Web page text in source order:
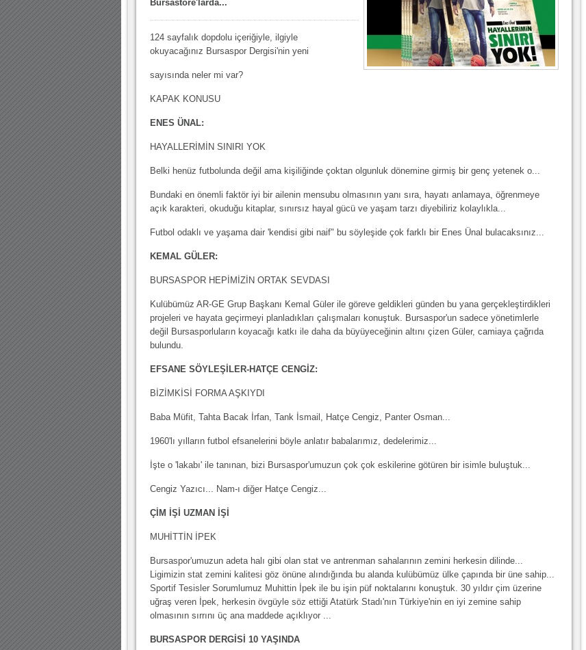
10.04.2023 14:44 | Hoş geldin Göktuğ Bebek!
11.11.2025 14:13 | Hoş geldin Ertuğrul Bebek!
Bursastore'larda...
124 sayfalık dopdolu içeriğiyle, ilgiyle
okuyacağınız Bursaspor Dergisi'nin yeni
sayısında neler mi var?
KAPAK KONUSU
ENES ÜNAL:
HAYALLERİMİN SINIRI YOK
Belki henüz futbolunda değil ama kişiliğinde çoktan olgunluk dönemine girmiş bir genç yetenek o...
Bundaki en önemli faktör iyi bir ailenin mensubu olmasının yanı sıra, hayatı anlamaya, öğrenmeye
açık karakteri, okuduğu kitaplar, sınırsız hayal gücü ve yaşam tarzı diyebiliriz kolaylıkla...
Futbol odaklı ve yaşama dair 'kendisi gibi naif" bu söyleşide çok farklı bir Enes Ünal bulacaksınız...
KEMAL GÜLER:
BURSASPOR HEPİMİZİN ORTAK SEVDASI
Kulübümüz AR-GE Grup Başkanı Kemal Güler ile göreve geldikleri günden bu yana gerçekleştirdikleri
projeleri ve hayata geçirmeyi planladıkları çalışmaları konuştuk. Bursaspor'un sadece yönetimlerle
değil Bursasporluların koyacağı katkı ile daha da büyüyeceğinin altını çizen Güler, camiaya çağrıda
bulundu.
EFSANE SÖYLEŞİLER-HATÇE CENGİZ:
BİZİMKİSİ FORMA AŞKIYDI
Baba Müfit, Tahta Bacak İrfan, Tank İsmail, Hatçe Cengiz, Panter Osman...
1960'lı yılların futbol efsanelerini böyle anlatır babalarımız, dedelerimiz...
İşte o 'lakabı' ile tanınan, bizi Bursaspor'umuzun çok çok eskilerine götüren bir isimle buluştuk...
Cengiz Yazıcı... Nam-ı diğer Hatçe Cengiz...
ÇİM İŞİ UZMAN İŞİ
MUHİTTİN İPEK
Bursaspor'umuzun adeta halı gibi olan stat ve antrenman sahalarının zemini herkesin dilinde...
Ligimizin stat zemini kalitesi göz önüne alındığında bu alanda kulübümüz ülke çapında bir üne sahip...
Sportif Tesisler Sorumlumuz Muhittin İpek ile bu işin püf noktalarını konuştuk. 30 yıldır çim üzerine
uğraş veren İpek, herkesin övgüyle söz ettiği Atatürk Stadı'nın Türkiye'nin en iyi zemine sahip
olmasının sırrını üç ana maddede açıklıyor ...
BURSASPOR DERGİSİ 10 YAŞINDA